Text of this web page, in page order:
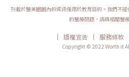
逐漸停滯的情況。飛梭雷射的價格依治療
5,000到8,000元，而全臉治療的價格大約
雷射(非破壞性)非汽化式1550奈米雷射使
與重組，幫助改善凹痘疤。由於它不會損
不會結痂，只有少許的細微屑屑。此外，
膚修復、除皺和淡斑有很好的效果。非汽
刊載於醫美圈圈內的資訊僅用於教育目的。我們不
的醫療問題，請與相關醫
| 版權宣告 | 服務條款
Copyright © 2022 Worth it